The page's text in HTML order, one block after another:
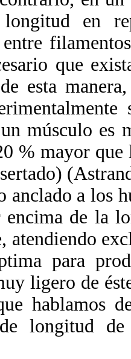
en
que
esta
músculo
% mayor
anclado a los
de la
atendiendo
para
ligero de
hablamos
longitud